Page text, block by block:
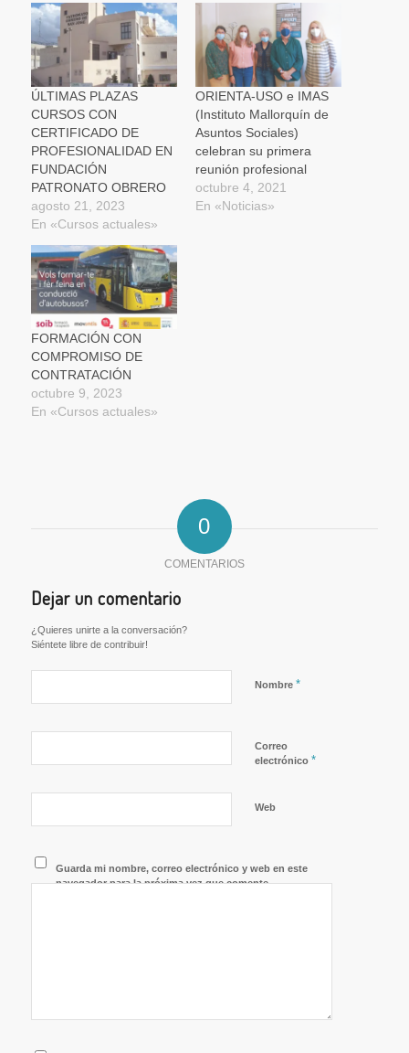
en
una
ventana
nueva)
en
una
ventana
nueva)
en
una
ventana
nueva)
nueva)
electrónico
a
un
amigo
(Se
abre
en
una
ventana
nueva)
ÚLTIMAS PLAZAS
CURSOS CON
CERTIFICADO DE
PROFESIONALIDAD EN
FUNDACIÓN
PATRONATO OBRERO
agosto 21, 2023
En «Cursos actuales»
ORIENTA-USO e IMAS
(Instituto Mallorquín de
Asuntos Sociales)
celebran su primera
reunión profesional
octubre 4, 2021
En «Noticias»
FORMACIÓN CON
COMPROMISO DE
CONTRATACIÓN
octubre 9, 2023
En «Cursos actuales»
0
COMENTARIOS
Dejar un comentario
¿Quieres unirte a la conversación?
Siéntete libre de contribuir!
Nombre *
Correo
electrónico *
Web
Guarda mi nombre, correo electrónico y web en este
navegador para la próxima vez que comente.